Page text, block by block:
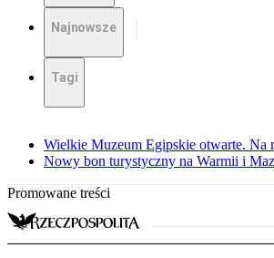
Najnowsze
Tagi
Wielkie Muzeum Egipskie otwarte. Na
Nowy bon turystyczny na Warmii i
Promowane treści